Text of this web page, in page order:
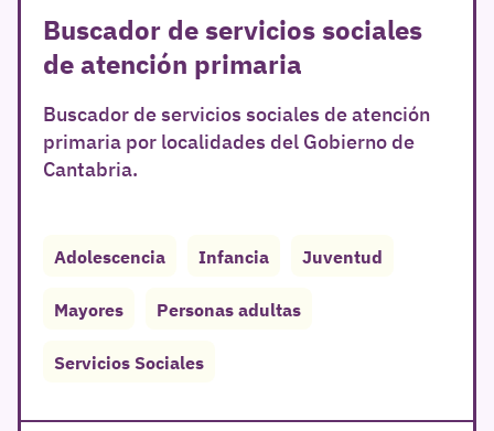
Buscador de servicios sociales
de atención primaria
Buscador de servicios sociales de atención
primaria por localidades del Gobierno de
Cantabria.
Adolescencia Infancia Juventud
Mayores Personas adultas
Servicios Sociales